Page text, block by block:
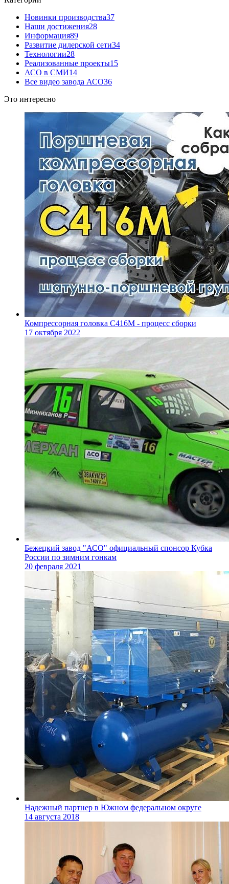
Новинки производства37
Наши достижения28
Информация89
Развитие дилерской сети34
Технологии28
Реализованные проекты15
АСО в СМИ14
Все видео завода АСО36
Это интересно
Компрессорная головка С416М - процесс сборки
17 октября 2022
Бежецкий завод "АСО" официальный спонсор Кубка
России по зимним гонкам
20 февраля 2021
Надежный партнер в Южном федеральном округе
14 августа 2018